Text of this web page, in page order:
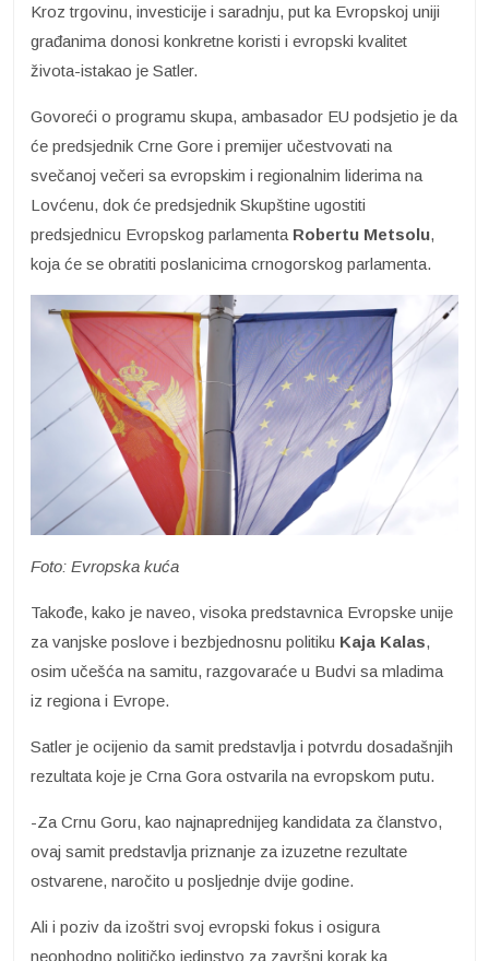
Kroz trgovinu, investicije i saradnju, put ka Evropskoj uniji
građanima donosi konkretne koristi i evropski kvalitet
života-istakao je Satler.
Govoreći o programu skupa, ambasador EU podsjetio je da
će predsjednik Crne Gore i premijer učestvovati na
svečanoj večeri sa evropskim i regionalnim liderima na
Lovćenu, dok će predsjednik Skupštine ugostiti
predsjednicu Evropskog parlamenta Robertu Metsolu,
koja će se obratiti poslanicima crnogorskog parlamenta.
Foto: Evropska kuća
Takođe, kako je naveo, visoka predstavnica Evropske unije
za vanjske poslove i bezbjednosnu politiku Kaja Kalas,
osim učešća na samitu, razgovaraće u Budvi sa mladima
iz regiona i Evrope.
Satler je ocijenio da samit predstavlja i potvrdu dosadašnjih
rezultata koje je Crna Gora ostvarila na evropskom putu.
-Za Crnu Goru, kao najnaprednijeg kandidata za članstvo,
ovaj samit predstavlja priznanje za izuzetne rezultate
ostvarene, naročito u posljednje dvije godine.
Ali i poziv da izoštri svoj evropski fokus i osigura
neophodno političko jedinstvo za završni korak ka